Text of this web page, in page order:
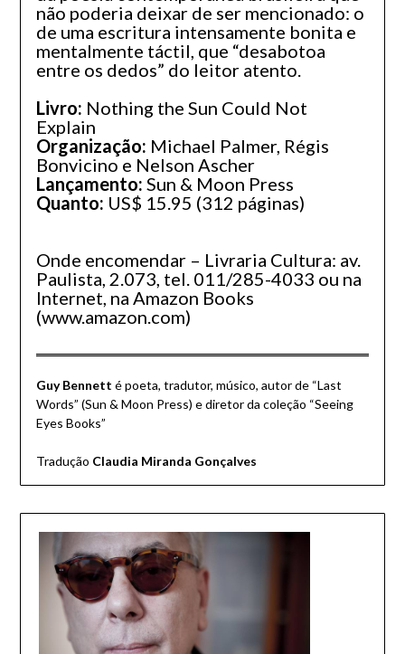
não poderia deixar de ser mencionado: o
de uma escritura intensamente bonita e
mentalmente táctil, que “desabotoa
entre os dedos” do leitor atento.
Livro: Nothing the Sun Could Not
Explain
Organização: Michael Palmer, Régis
Bonvicino e Nelson Ascher
Lançamento: Sun & Moon Press
Quanto: US$ 15.95 (312 páginas)
Onde encomendar – Livraria Cultura: av.
Paulista, 2.073, tel. 011/285-4033 ou na
Internet, na Amazon Books
(www.amazon.com)
Guy Bennett é poeta, tradutor, músico, autor de “Last
Words” (Sun & Moon Press) e diretor da coleção “Seeing
Eyes Books”
Tradução Claudia Miranda Gonçalves